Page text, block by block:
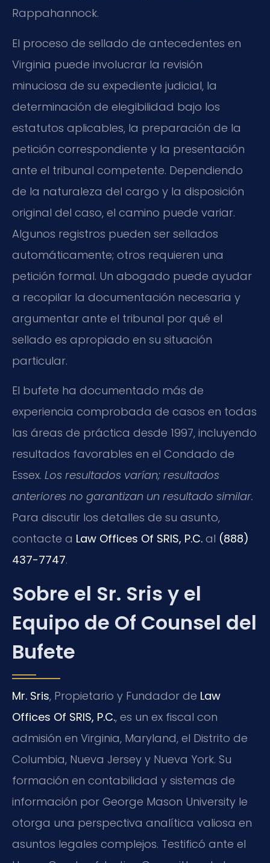
Rappahannock.
El proceso de sellado de antecedentes en
Virginia puede involucrar la revisión
minuciosa de su expediente judicial, la
determinación de elegibilidad bajo los
estatutos aplicables, la preparación de la
petición correspondiente y la presentación
ante el tribunal competente. Dependiendo
de la naturaleza del cargo y la disposición
original del caso, el camino puede variar.
Algunos registros pueden ser sellados
automáticamente; otros requieren una
petición formal. Un abogado puede ayudar
a recopilar la documentación necesaria y
argumentar ante el tribunal por qué el
sellado es apropiado en su situación
particular.
El bufete ha documentado más de
experiencia comprobada de casos en todas
las áreas de práctica desde 1997, incluyendo
resultados favorables en el Condado de
Essex. Los resultados varían; resultados
anteriores no garantizan un resultado similar.
Para discutir los detalles de su asunto,
contacte a Law Offices Of SRIS, P.C. al (888)
437-7747.
Sobre el Sr. Sris y el
Equipo de Of Counsel del
Bufete
Mr. Sris, Propietario y Fundador de Law
Offices Of SRIS, P.C., es un ex fiscal con
admisión en Virginia, Maryland, el Distrito de
Columbia, Nueva Jersey y Nueva York. Su
formación en contabilidad y sistemas de
información por George Mason University le
otorga una perspectiva analítica valiosa en
asuntos legales complejos. Testificó ante el